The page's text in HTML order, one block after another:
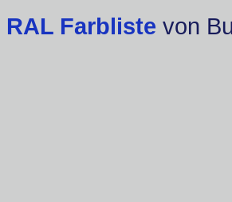
RAL Farbliste von